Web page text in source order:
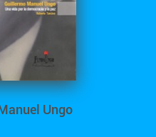
Ungo